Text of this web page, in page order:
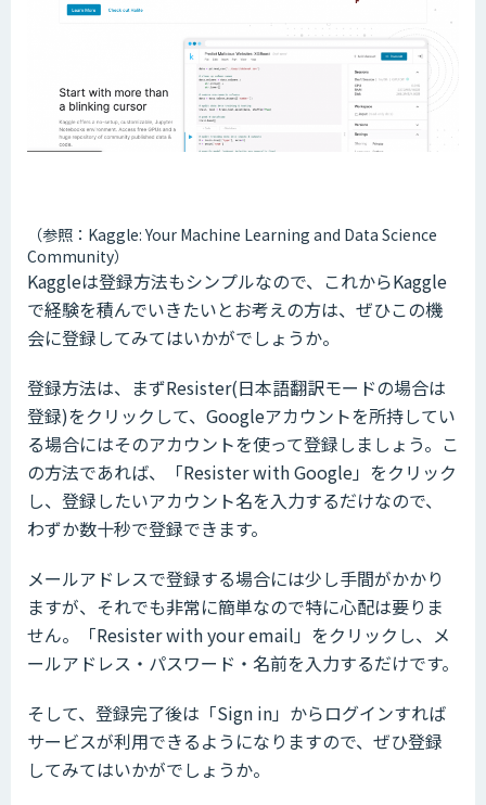
（参照：Kaggle: Your Machine Learning and Data Science
Community）
Kaggleは登録方法もシンプルなので、これからKaggle
で経験を積んでいきたいとお考えの方は、ぜひこの機
会に登録してみてはいかがでしょうか。
登録方法は、まずResister(日本語翻訳モードの場合は
登録)をクリックして、Googleアカウントを所持してい
る場合にはそのアカウントを使って登録しましょう。こ
の方法であれば、「Resister with Google」をクリック
し、登録したいアカウント名を入力するだけなので、
わずか数十秒で登録できます。
メールアドレスで登録する場合には少し手間がかかり
ますが、それでも非常に簡単なので特に心配は要りま
せん。「Resister with your email」をクリックし、メ
ールアドレス・パスワード・名前を入力するだけです。
そして、登録完了後は「Sign in」からログインすれば
サービスが利用できるようになりますので、ぜひ登録
してみてはいかがでしょうか。